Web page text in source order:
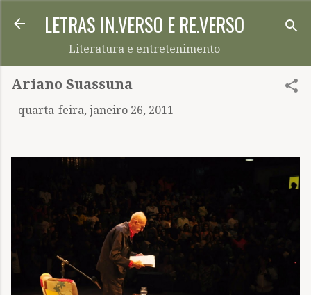
Pular para o conteúdo principal
LETRAS IN.VERSO E RE.VERSO
Literatura e entretenimento
Ariano Suassuna
- quarta-feira, janeiro 26, 2011